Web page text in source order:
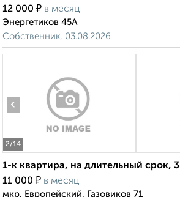
12 000 ₽ в месяц
Энергетиков 45А
Собственник, 03.08.2026
2/14
‹
1-к квартира, на длительный срок,
11 000 ₽ в месяц
мкр. Европейский, Газовиков 71